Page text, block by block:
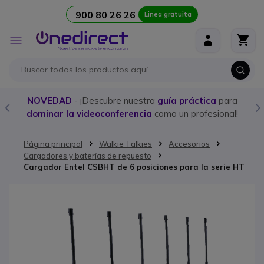
900 80 26 26 Linea gratuita
Toggle
Nav
NOVEDAD - ¡Descubre nuestra guía práctica para
dominar la videoconferencia como un profesional!
Página principal Walkie Talkies
Accesorios
Cargadores y baterías de repuesto
Cargador Entel CSBHT de 6 posiciones para la serie HT